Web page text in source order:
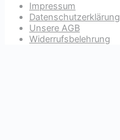
Impressum
Datenschutzerklärung
Unsere AGB
Widerrufsbelehrung